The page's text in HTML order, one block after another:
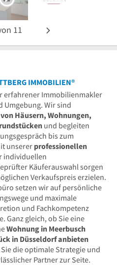
11
IMMOBILIEN®
erfahrener Immobilienmakler
Umgebung. Wir sind
Häusern, Wohnungen,
und begleiten
bis zum
unserer professionellen
individuellen
Käuferauswahl sorgen
Verkaufspreis erzielen.
setzen wir auf persönliche
und maximale
und Fachkompetenz
Ganz gleich, ob Sie eine
Wohnung in Meerbusch
in Düsseldorf anbieten
die optimale Strategie und
Partner zur Seite.